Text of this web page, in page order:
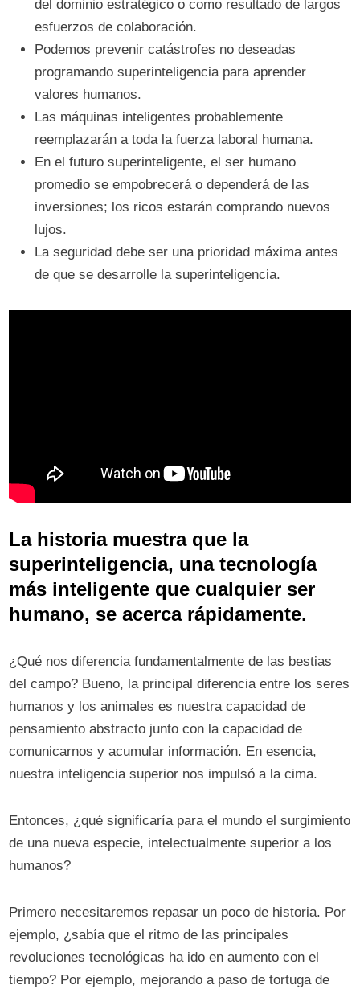
del dominio estratégico o como resultado de largos
esfuerzos de colaboración.
Podemos prevenir catástrofes no deseadas
programando superinteligencia para aprender
valores humanos.
Las máquinas inteligentes probablemente
reemplazarán a toda la fuerza laboral humana.
En el futuro superinteligente, el ser humano
promedio se empobrecerá o dependerá de las
inversiones; los ricos estarán comprando nuevos
lujos.
La seguridad debe ser una prioridad máxima antes
de que se desarrolle la superinteligencia.
La historia muestra que la
superinteligencia, una tecnología
más inteligente que cualquier ser
humano, se acerca rápidamente.
¿Qué nos diferencia fundamentalmente de las bestias
del campo? Bueno, la principal diferencia entre los seres
humanos y los animales es nuestra capacidad de
pensamiento abstracto junto con la capacidad de
comunicarnos y acumular información. En esencia,
nuestra inteligencia superior nos impulsó a la cima.
Entonces, ¿qué significaría para el mundo el surgimiento
de una nueva especie, intelectualmente superior a los
humanos?
Primero necesitaremos repasar un poco de historia. Por
ejemplo, ¿sabía que el ritmo de las principales
revoluciones tecnológicas ha ido en aumento con el
tiempo? Por ejemplo, mejorando a paso de tortuga de